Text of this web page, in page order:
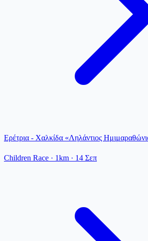
Ερέτρια - Χαλκίδα «Ληλάντιος
Children Race · 1km · 14 Σεπ